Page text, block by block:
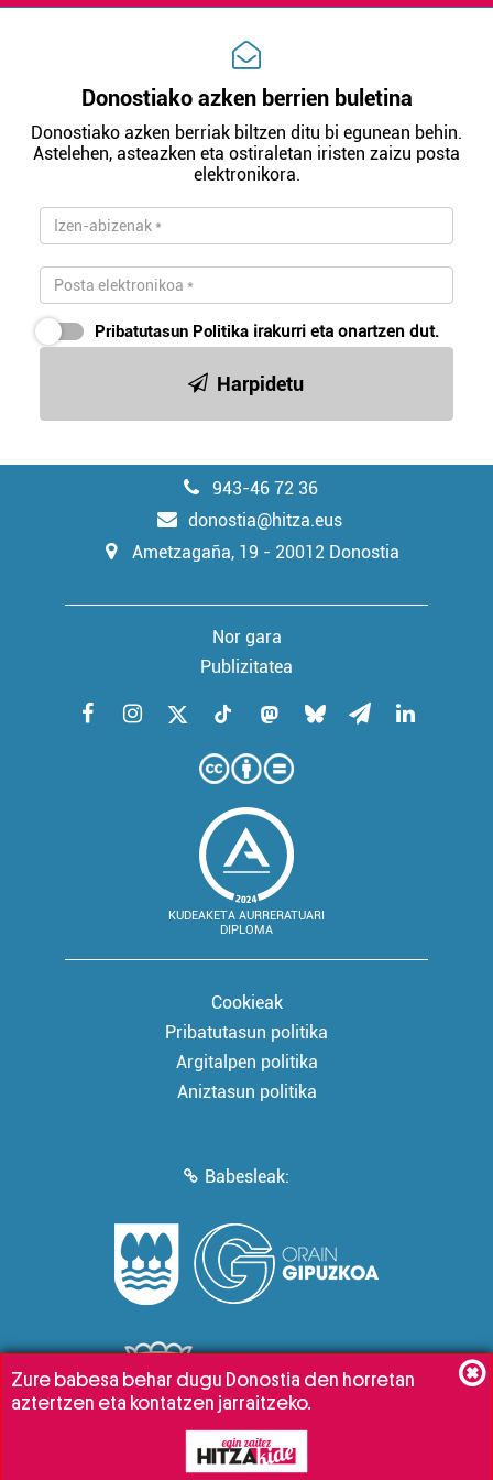
buruzko informazio gehiago eta ezarri zure lehentasunak
datuen atalean. Edozein unetan alda edo ken dezakezu
zure baimena Cookieen adierazpenean.
fitxategiak erabiltzen ditu. Zure esperientzia eta
zerbitzuak hobetzeko asmoz, cookie teknologiaz
erabiltzeko baimen esplizitua ematen diguzu.
irakurri
Donostiako azken berrien buletina
Donostiako azken berriak biltzen ditu bi egunean behin.
Astelehen, asteazken eta ostiraletan iristen zaizu posta
elektronikora.
Pribatutasun Politika irakurri eta onartzen dut.
Harpidetu
943-46 72 36
donostia@hitza.eus
Ametzagaña, 19 - 20012 Donostia
Nor gara
Publizitatea
KUDEAKETA AURRERATUARI
DIPLOMA
Cookieak
Pribatutasun politika
Argitalpen politika
Aniztasun politika
Babesleak:
Zure babesa behar dugu Donostia den horretan
aztertzen eta kontatzen jarraitzeko.